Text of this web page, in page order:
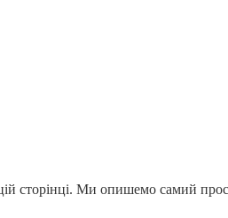
сторінці. Ми опишемо самий